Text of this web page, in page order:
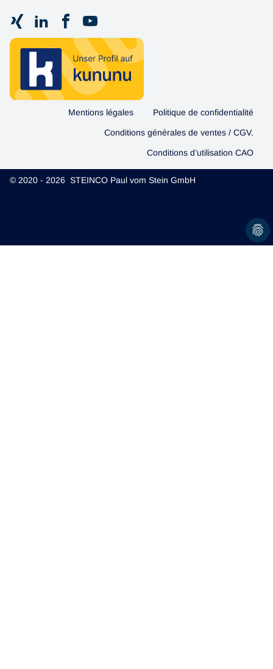
Mentions légales Politique de confidentialité
Conditions générales de ventes / CGV.
Conditions d’utilisation CAO
© 2020 - 2026 STEINCO Paul vom Stein GmbH